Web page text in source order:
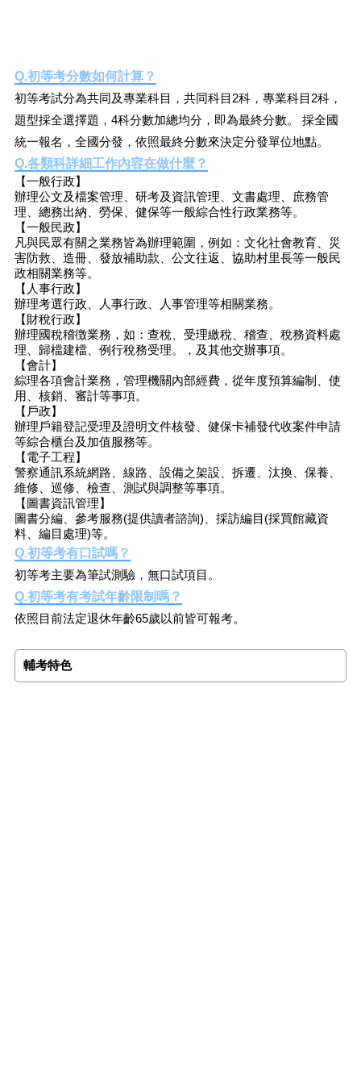
Q.初等考分數如何計算？
初等考試分為共同及專業科目，共同科目2科，專業科目2科，
題型採全選擇題，4科分數加總均分，即為最終分數。 採全國
統一報名，全國分發，依照最終分數來決定分發單位地點。
Q.各類科詳細工作內容在做什麼？
【一般行政】
辦理公文及檔案管理、研考及資訊管理、文書處理、庶務管
理、總務出納、勞保、健保等一般綜合性行政業務等。
【一般民政】
凡與民眾有關之業務皆為辦理範圍，例如：文化社會教育、災
害防救、造冊、發放補助款、公文往返、協助村里長等一般民
政相關業務等。
【人事行政】
辦理考選行政、人事行政、人事管理等相關業務。
【財稅行政】
辦理國稅稽徴業務，如：查稅、受理繳稅、稽查、稅務資料處
理、歸檔建檔、例行稅務受理。，及其他交辦事項。
【會計】
綜理各項會計業務，管理機關內部經費，從年度預算編制、使
用、核銷、審計等事項。
【戶政】
辦理戶籍登記受理及證明文件核發、健保卡補發代收案件申請
等綜合櫃台及加值服務等。
【電子工程】
警察通訊系統網路、線路、設備之架設、拆遷、汰換、保養、
維修、巡修、檢查、測試與調整等事項。
【圖書資訊管理】
圖書分編、參考服務(提供讀者諮詢)、採訪編目(採買館藏資
料、編目處理)等。
Q.初等考有口試嗎？
初等考主要為筆試測驗，無口試項目。
Q.初等考有考試年齡限制嗎？
依照目前法定退休年齡65歲以前皆可報考。
輔考特色